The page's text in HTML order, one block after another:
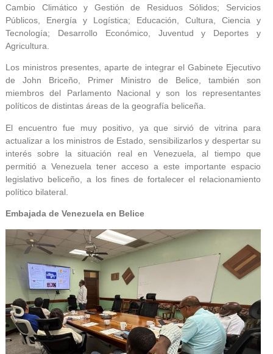
Cambio Climático y Gestión de Residuos Sólidos; Servicios
Públicos, Energía y Logística; Educación, Cultura, Ciencia y
Tecnología; Desarrollo Económico, Juventud y Deportes y
Agricultura.
Los ministros presentes, aparte de integrar el Gabinete Ejecutivo
de John Briceño, Primer Ministro de Belice, también son
miembros del Parlamento Nacional y son los representantes
políticos de distintas áreas de la geografía beliceña.
El encuentro fue muy positivo, ya que sirvió de vitrina para
actualizar a los ministros de Estado, sensibilizarlos y despertar su
interés sobre la situación real en Venezuela, al tiempo que
permitió a Venezuela tener acceso a este importante espacio
legislativo beliceño, a los fines de fortalecer el relacionamiento
político bilateral.
Embajada de Venezuela en Belice